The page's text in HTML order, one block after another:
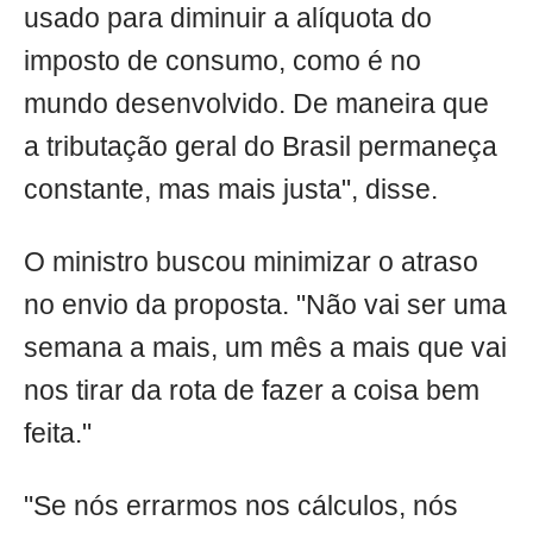
usado para diminuir a alíquota do
imposto de consumo, como é no
mundo desenvolvido. De maneira que
a tributação geral do Brasil permaneça
constante, mas mais justa", disse.
O ministro buscou minimizar o atraso
no envio da proposta. "Não vai ser uma
semana a mais, um mês a mais que vai
nos tirar da rota de fazer a coisa bem
feita."
"Se nós errarmos nos cálculos, nós